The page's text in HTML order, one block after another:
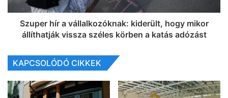
Szuper hír a vállalkozóknak: kiderült, hogy mikor
állíthatják vissza széles körben a katás adózást
KAPCSOLÓDÓ CIKKEK